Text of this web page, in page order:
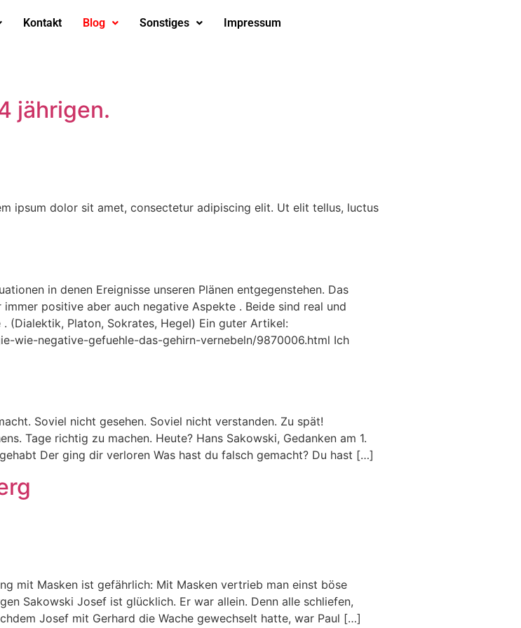
Kontakt Blog Sonstiges Impressum
jährigen.
ipsum dolor sit amet, consectetur adipiscing elit. Ut elit tellus, luctus
in denen Ereignisse unseren Plänen entgegenstehen. Das
positive aber auch negative Aspekte . Beide sind real und
(Dialektik, Platon, Sokrates, Hegel) Ein guter Artikel:
wie-negative-gefuehle-das-gehirn-vernebeln/9870006.html Ich
Soviel nicht gesehen. Soviel nicht verstanden. Zu spät!
Tage richtig zu machen. Heute? Hans Sakowski, Gedanken am 1.
Der ging dir verloren Was hast du falsch gemacht? Du hast […]
mit Masken ist gefährlich: Mit Masken vertrieb man einst böse
Sakowski Josef ist glücklich. Er war allein. Denn alle schliefen,
Josef mit Gerhard die Wache gewechselt hatte, war Paul […]